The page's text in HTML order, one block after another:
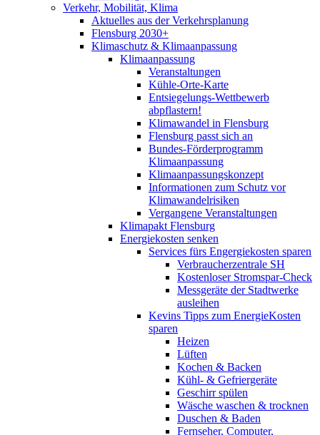
Verkehr, Mobilität, Klima
Aktuelles aus der Verkehrsplanung
Flensburg 2030+
Klimaschutz & Klimaanpassung
Klimaanpassung
Veranstaltungen
Kühle-Orte-Karte
Entsiegelungs-Wettbewerb
abpflastern!
Klimawandel in Flensburg
Flensburg passt sich an
Bundes-Förderprogramm
Klimaanpassung
Klimaanpassungskonzept
Informationen zum Schutz vor
Klimawandelrisiken
Vergangene Veranstaltungen
Klimapakt Flensburg
Energiekosten senken
Services fürs Engergiekosten sparen
Verbraucherzentrale SH
Kostenloser Stromspar-Check
Messgeräte der Stadtwerke
ausleihen
Kevins Tipps zum EnergieKosten
sparen
Heizen
Lüften
Kochen & Backen
Kühl- & Gefriergeräte
Geschirr spülen
Wäsche waschen & trocknen
Duschen & Baden
Fernseher, Computer,